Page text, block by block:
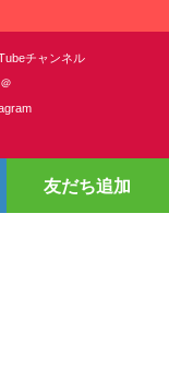
チャンネル
友だち追加